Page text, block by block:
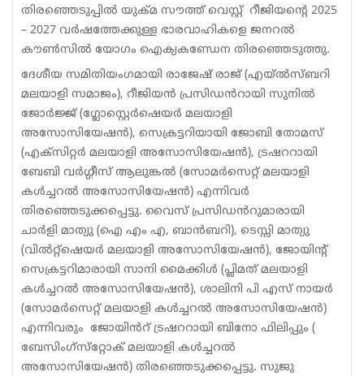
തിരഞ്ഞെടുപ്പിൽ യുക്മ സൗത്ത് വെസ്റ്റ് റീജിയൻ്റെ 2025
– 2027 വർഷത്തേക്കുള്ള ഭാരവാഹികളെ ജനറൽ
കൗൺസിൽ യോഗം ഐക്യകണ്ഡേന തിരഞ്ഞെടുത്തു.
ദേശീയ സമിതിയംഗമായി രാജേഷ് രാജ് (എയ്ൽസ്ബറി
മലയാളി സമാജം), റീജിയൻ പ്രസിഡൻറായി സുനിൽ
ജോർജ്ജ് (ഗ്ലോസ്റ്റെർഷെയർ മലയാളി
അസോസിയേഷൻ), സെക്രട്ടറിയായി ജോബി തോമസ്
(എക്സിറ്റർ മലയാളി അസോസിയേഷൻ), ട്രഷററായി
ബേബി വർഗ്ഗീസ് ആലുങ്കൽ (സോമർസെറ്റ് മലയാളി
കൾച്ചറൽ അസോസിയേഷൻ) എന്നിവർ
തിരഞ്ഞെടുക്കപ്പെട്ടു. വൈസ് പ്രസിഡൻറുമാരായി
ചാർളി മാത്യു (ഐ എം എ, ബാൻബറി), ടെസ്സി മാത്യു
(വിൽറ്റ്‌ഷെയർ മലയാളി അസോസിയേഷൻ), ജോയിൻ്റ്
സെക്രട്ടറിമാരായി സാനി മൈക്കിൾ (പ്ലിമത് മലയാളി
കൾച്ചറൽ അസോസിയേഷൻ), ശാലിനി പി എസ് നായർ
(സോമർസെറ്റ് മലയാളി കൾച്ചറൽ അസോസിയേഷൻ)
എന്നിവരും ജോയിൻറ് ട്രഷററായി ബിനോ ഫിലിപ്പും (
ബേസിംഗ്‌സ്‌റ്റോക് മലയാളി കൾച്ചറൽ
അസോസിയേഷൻ) തിരഞ്ഞെടുക്കപ്പെട്ടു. സുജു